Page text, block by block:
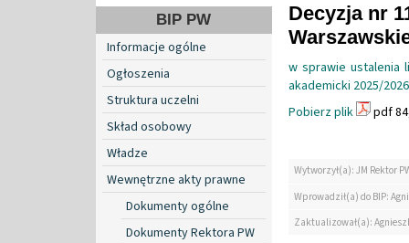
BIP PW
Informacje ogólne
Ogłoszenia
Struktura uczelni
Skład osobowy
Władze
Wewnętrzne akty prawne
Dokumenty ogólne
Dokumenty Rektora PW
Decyzja nr
w sprawie ustalenia
akademicki 2025/2026
Pobierz plik
pdf
Wytworzył(a): JM Rektor
Wprowadził(a) do BIP:
Zaktualizował(a):